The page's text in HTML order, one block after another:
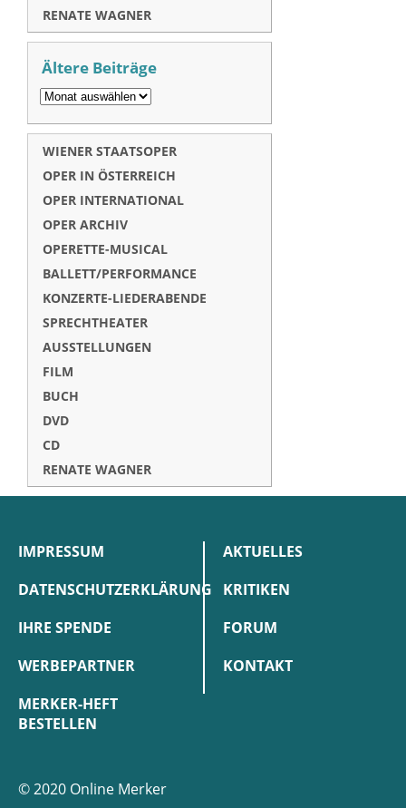
RENATE WAGNER
Ältere Beiträge
WIENER STAATSOPER
OPER IN ÖSTERREICH
OPER INTERNATIONAL
OPER ARCHIV
OPERETTE-MUSICAL
BALLETT/PERFORMANCE
KONZERTE-LIEDERABENDE
SPRECHTHEATER
AUSSTELLUNGEN
FILM
BUCH
DVD
CD
RENATE WAGNER
IMPRESSUM
DATENSCHUTZERKLÄRUNG
IHRE SPENDE
WERBEPARTNER
MERKER-HEFT
BESTELLEN
AKTUELLES
KRITIKEN
FORUM
KONTAKT
© 2020 Online Merker